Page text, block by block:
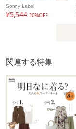
Sonny Label
¥5,544 30%OFF
関連する特集